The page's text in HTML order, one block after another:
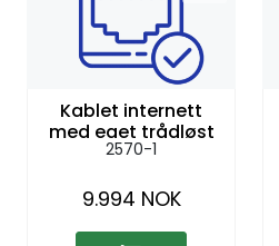
Kablet internett
med eget trådløst
nettverk, 1Gbit/s
2570-1
9.994 NOK